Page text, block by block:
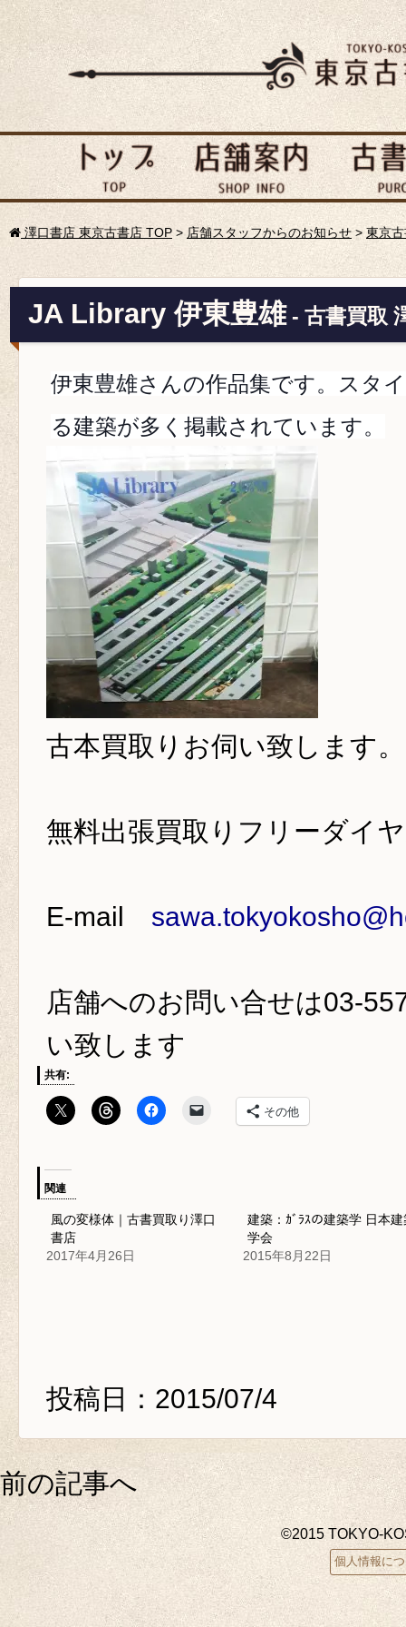
澤口書店 東京古書店 TOP > 店舗スタッフからのお知らせ> 東京
JA Library 伊東豊雄- 古書買取
伊東豊雄さんの作品集です。スタ
る建築が多く掲載されています。
古本買取り お伺い致します。
無料出張買取りフリーダ
E-mail
店舗へのお問い合せは03-
い致します
共有:
その他
関連
風の変様体｜古書買取り澤口
書店
2017年4月26日
建築：ｶﾞﾗｽの建築学 日本建
学会
2015年8月22日
投稿日：2015/07/4
前の記事へ
©2015 TOKYO-
個人情報に